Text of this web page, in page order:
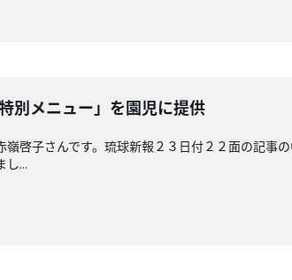
別メニュー」を園児に提供
啓子さんです。琉球新報２３日付２２面の記事
し...